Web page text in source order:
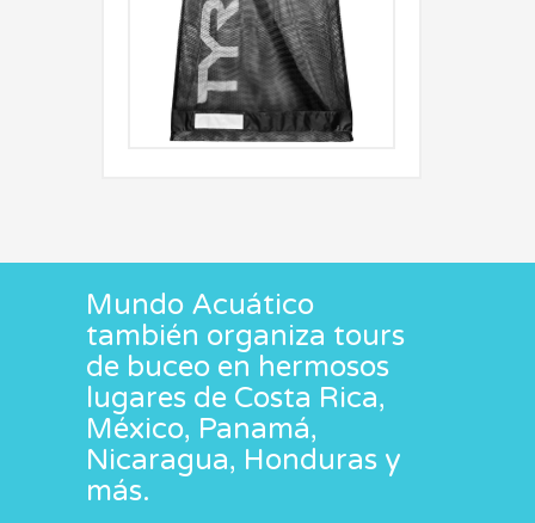
Mundo Acuático
también organiza tours
de buceo en hermosos
lugares de Costa Rica,
México, Panamá,
Nicaragua, Honduras y
más.